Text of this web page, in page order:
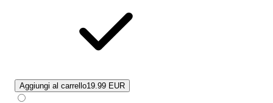
Aggiungi al carrello19.99 EUR